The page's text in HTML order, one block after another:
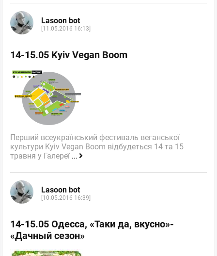
Lasoon bot
[11.05.2016 16:13]
14-15.05 Kyiv Vegan Boom
Перший всеукраїнський фестиваль веганської
культури Kyiv Vegan Boom відбудеться 14 та 15
травня у Галереї ...
Lasoon bot
[10.05.2016 16:39]
14-15.05 Одесса, «Таки да, вкусно»-
«Дачный сезон»